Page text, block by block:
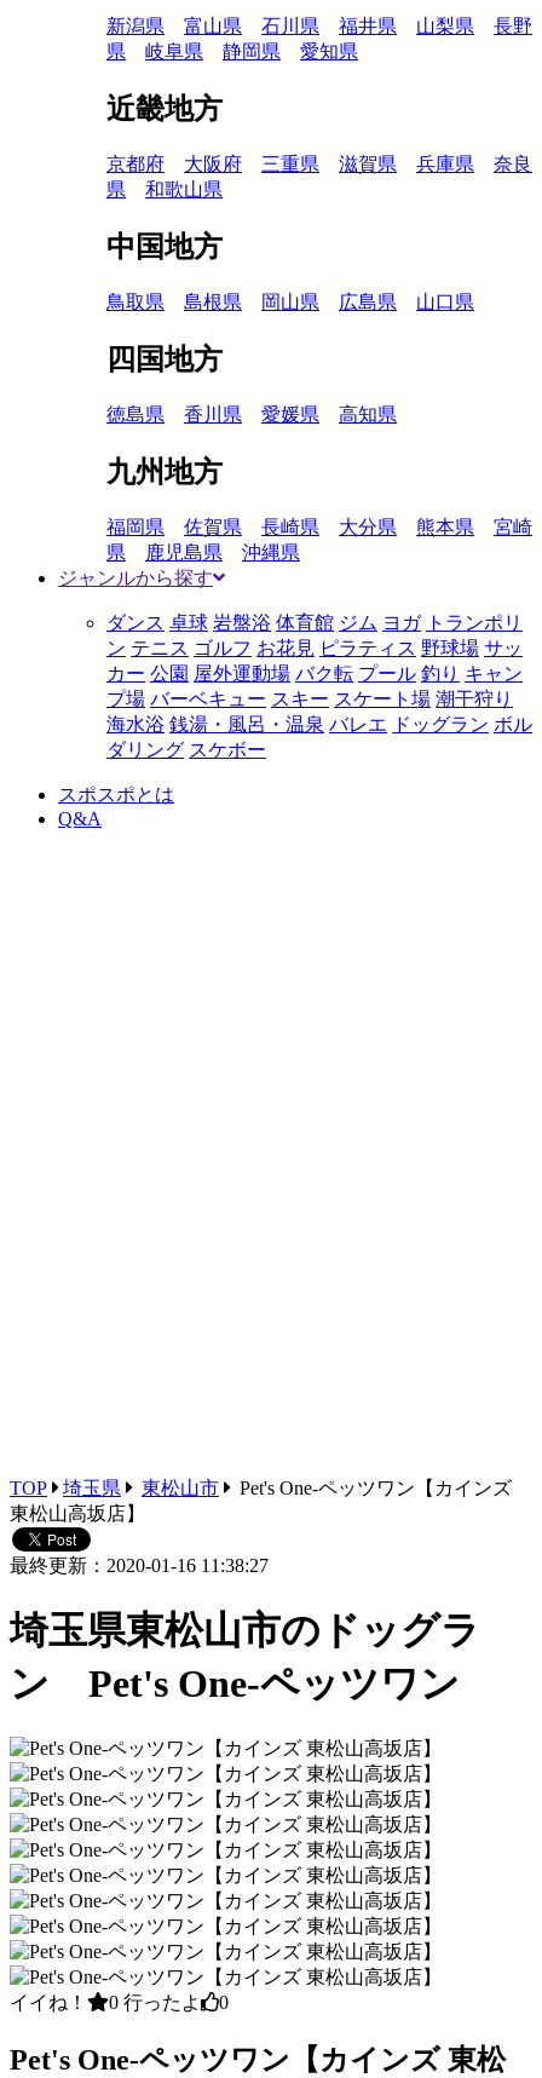
新潟県 富山県 石川県 福井県 山梨県
長野
県
岐阜県 静岡県 愛知県
近畿地方
京都府 大阪府 三重県 滋賀県 兵庫県
奈良
県
和歌山県
中国地方
鳥取県 島根県 岡山県 広島県 山口県
四国地方
徳島県 香川県 愛媛県 高知県
九州地方
福岡県 佐賀県 長崎県 大分県 熊本県
宮崎
県
鹿児島県
沖縄県
ジャンルから探す
ダンス 卓球 岩盤浴 体育館 ジム ヨガ トランポリ
ン テニス ゴルフ お花見 ピラティス 野球場 サッ
カー 公園 屋外運動場 バク転 プール 釣り キャン
プ場 バーベキュー スキー スケート場 潮干狩り
海水浴 銭湯・風呂・温泉 バレエ ドッグラン ボル
ダリング スケボー
スポスポとは
Q&A
TOP 埼玉県 東松山市
Pet's One-ペッツワン【カインズ
東松山高坂店】
最終更新：2020-01-16 11:38:27
埼玉県東松山市のドッグラ
ン Pet's One-ペッツワン
イイね！ 0 行ったよ 0
Pet's One-ペッツワン【カインズ 東松